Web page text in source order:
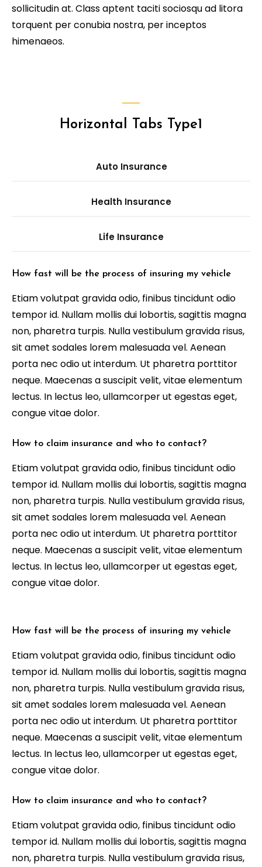
sollicitudin at. Class aptent taciti sociosqu ad litora
torquent per conubia nostra, per inceptos
himenaeos.
Horizontal Tabs Type1
Auto Insurance
Health Insurance
Life Insurance
How fast will be the process of insuring my vehicle
Etiam volutpat gravida odio, finibus tincidunt odio
tempor id. Nullam mollis dui lobortis, sagittis magna
non, pharetra turpis. Nulla vestibulum gravida risus,
sit amet sodales lorem malesuada vel. Aenean
porta nec odio ut interdum. Ut pharetra porttitor
neque. Maecenas a suscipit velit, vitae elementum
lectus. In lectus leo, ullamcorper ut egestas eget,
congue vitae dolor.
How to claim insurance and who to contact?
Etiam volutpat gravida odio, finibus tincidunt odio
tempor id. Nullam mollis dui lobortis, sagittis magna
non, pharetra turpis. Nulla vestibulum gravida risus,
sit amet sodales lorem malesuada vel. Aenean
porta nec odio ut interdum. Ut pharetra porttitor
neque. Maecenas a suscipit velit, vitae elementum
lectus. In lectus leo, ullamcorper ut egestas eget,
congue vitae dolor.
How fast will be the process of insuring my vehicle
Etiam volutpat gravida odio, finibus tincidunt odio
tempor id. Nullam mollis dui lobortis, sagittis magna
non, pharetra turpis. Nulla vestibulum gravida risus,
sit amet sodales lorem malesuada vel. Aenean
porta nec odio ut interdum. Ut pharetra porttitor
neque. Maecenas a suscipit velit, vitae elementum
lectus. In lectus leo, ullamcorper ut egestas eget,
congue vitae dolor.
How to claim insurance and who to contact?
Etiam volutpat gravida odio, finibus tincidunt odio
tempor id. Nullam mollis dui lobortis, sagittis magna
non, pharetra turpis. Nulla vestibulum gravida risus,